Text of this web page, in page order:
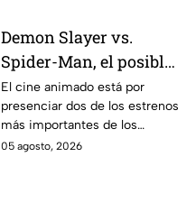
Demon Slayer vs.
Spider-Man, el posible
gran enfrentamiento
en taquilla del 2027
El cine animado está por
presenciar dos de los estrenos
más importantes de los
últimos años.
05 agosto, 2026